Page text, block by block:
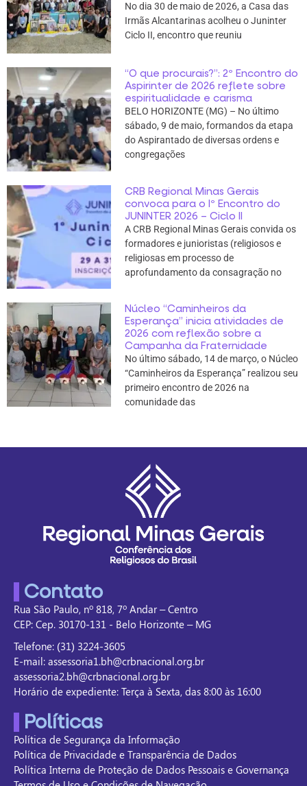
No dia 30 de maio de 2026, a Casa das
Irmãs Alcantarinas acolheu o Juninter
Ciclo II, encontro que reuniu
“O que procurais?”: 2º Encontro do
Aspirinter de 2026 reflete sobre
espiritualidade e carisma
BELO HORIZONTE (MG) – No último
sábado, 9 de maio, formandos da etapa
do Aspirantado de diversas ordens e
congregações
CRB Regional Minas Gerais
convoca para o Iº Encontro do
JUNINTER 2026 – Ciclo II
A CRB Regional Minas Gerais convida os
formadores e junioristas (religiosos e
religiosas em processo de
aprofundamento da consagração no
Núcleo “Caminheiros da
Esperança” inicia atividades de
2026 com reflexão sobre a
Campanha da Fraternidade
No último sábado, 14 de março, o Núcleo
“Caminheiros da Esperança” realizou seu
primeiro encontro de 2026 na
comunidade das
Contato
Rua São Paulo, nº 818, 7º Andar – Centro
CEP: Cep. 30170-131 - Belo Horizonte – MG
Telefone: (31) 3224-3605
E-mail: assessoria1.bh@crbnacional.org.br
assessoria2.bh@crbnacional.org.br
Horário de expediente: Terça à Sexta, das 8:00 às 16:00
Políticas
Política de Segurança da Informação
Política de Privacidade e Transparência de Dados
Política Interna de Proteção de Dados Pessoais e Governança